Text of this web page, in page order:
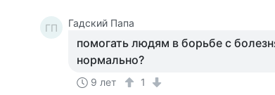
ГП Гадский Папа
помогать людям в борьбе с
нормально?
9 лет 1